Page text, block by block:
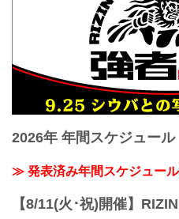
2026年 年間スケジュール
≫ 発表済み年間スケジュー
【8/11(火･祝)開催】